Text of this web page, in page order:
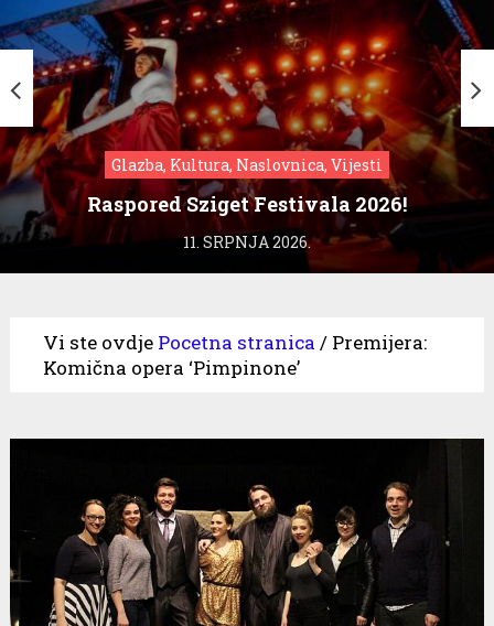
Glazba, Kultura, Naslovnica, Vijesti
Raspored Sziget Festivala 2026!
11. SRPNJA 2026.
Vi ste ovdje Pocetna stranica / Premijera:
Komična opera ‘Pimpinone’